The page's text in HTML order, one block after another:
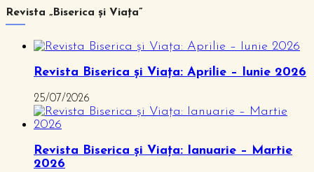
Revista „Biserica și Viața”
Revista Biserica și Viața: Aprilie – Iunie 2026
25/07/2026
Revista Biserica și Viața: Ianuarie – Martie
2026